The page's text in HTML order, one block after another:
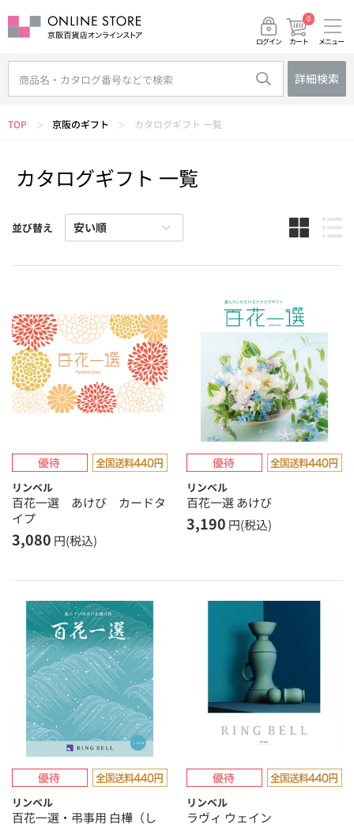
ログイン カート
0
メニュー
詳細検索
TOP ＞ 京阪のギフト ＞ カタログギフト 一覧
カタログギフト 一覧
並び替え
リンベル
百花一選 あけび カードタ
イプ
3,080 円(税込)
リンベル
百花一選 あけび
3,190 円(税込)
リンベル
百花一選・弔事用 白樺（し
リンベル
ラヴィ ウェイン